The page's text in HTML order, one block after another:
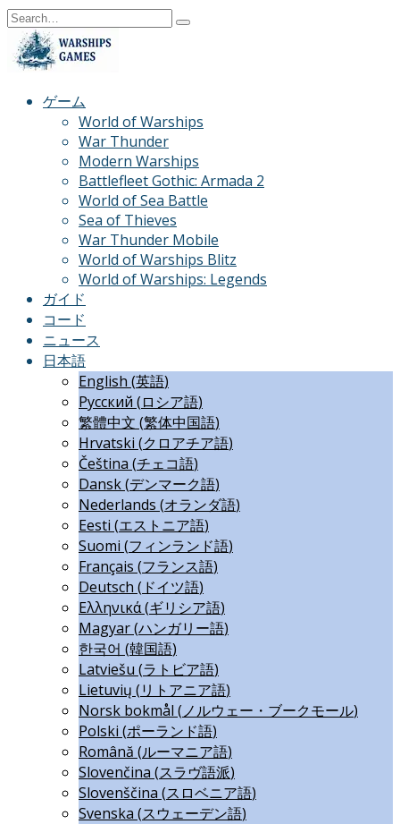
Skip
to
content
Search
for:
ゲーム
World of Warships
War Thunder
Modern Warships
Battlefleet Gothic: Armada 2
World of Sea Battle
Sea of Thieves
War Thunder Mobile
World of Warships Blitz
World of Warships: Legends
ガイド
コード
ニュース
日本語
English (英語)
Русский (ロシア語)
繁體中文 (繁体中国語)
Hrvatski (クロアチア語)
Čeština (チェコ語)
Dansk(デンマーク語)
Nederlands (オランダ語)
Eesti (エストニア語)
Suomi (フィンランド語)
Français (フランス語)
Deutsch ( ドイツ語)
Ελληνικά(ギリシア語)
Magyar(ハンガリー語)
한국어 (韓国語)
Latviešu (ラトビア語)
Lietuvių (リトアニア語)
Norsk bokmål (ノルウェー・ブークモール)
Polski (ポーランド語)
Română (ルーマニア語)
Slovenčina (スラヴ語派)
Slovenščina (スロベニア語)
Svenska (スウェーデン語)